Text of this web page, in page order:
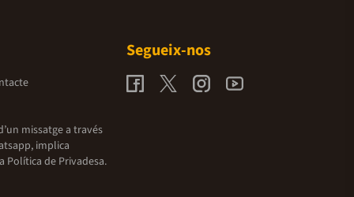
missatge a través
implica
Política de Privadesa.
Segueix-nos